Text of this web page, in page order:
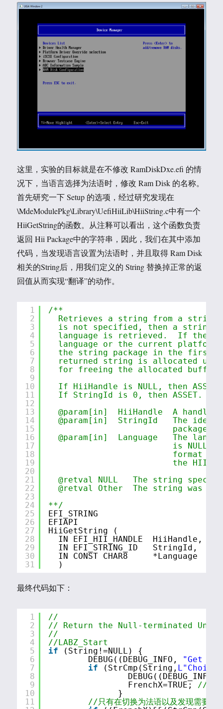
这里，实验的目标就是在不修改 RamDiskDxe.efi 的情
况下，当语言选择为法语时，修改 Ram Disk 的名称。
首先研究一下 Setup 的选项，经过研究发现在
\MdeModulePkg\Library\UefiHiiLib\HiiString.c中有一个
HiiGetString的函数。从注释可以看出，这个函数负责
返回 Hii Package中的字符串，因此，我们在其中添加
代码，当发现语言设置为法语时，并且取得 Ram Disk
相关的String后，用我们定义的 String 替换掉正常的返
回值从而实现“翻译”的动作。
1
2
3
4
5
6
7
8
9
10
11
12
13
14
15
16
17
18
19
20
21
22
23
24
25
26
27
28
29
30
31
/**
Retrieves a string from a string
is not specified, then a string
language is retrieved.  If the
language or the current
the string package in the first
returned string is allocated
for freeing the allocated buffer
If HiiHandle is NULL, then
If StringId is 0, then ASSET.
@param[in]  HiiHandle  A
@param[in]  StringId   The
package
@param[in]  Language   The
is NULL,
format of
the HII
@retval NULL   The string
@retval Other  The string was
**/
EFI_STRING
EFIAPI
HiiGetString (
IN EFI_HII_HANDLE  HiiHandle,
IN EFI_STRING_ID   StringId,
IN CONST CHAR8     *Language
)
最终代码如下：
1
2
3
4
5
6
7
8
9
10
11
//
// Return the Null-terminated
//
//LABZ_Start
if
(String!=NULL) {
DEBUG((DEBUG_INFO, "Get
if
(StrCmp(String,
DEBUG((DEBUG_INFO,
FrenchX=TRUE; //做
}
//只有在切换为法语以及发现需要替